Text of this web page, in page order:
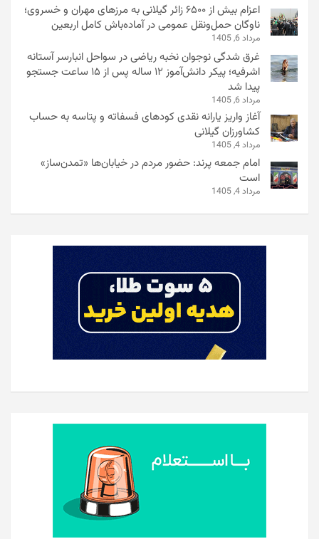
اعزام بیش از ۶۵۰۰ زائر گیلانی به مرزهای مهران و خسروی؛
ناوگان حمل‌ونقل عمومی در آماده‌باش کامل اربعین
مرداد 6, 1405
غرق شدگی نوجوان نخبه ریاضی در سواحل انبارسر آستانه
اشرفیه؛ پیکر دانش‌آموز ۱۲ ساله پس از ۱۵ ساعت جستجو
پیدا شد
مرداد 6, 1405
آغاز واریز یارانه نقدی کودهای فسفاته و پتاسه به حساب
کشاورزان گیلانی
مرداد 4, 1405
امام جمعه پرند: حضور مردم در خیابان‌ها «تمدن‌ساز»
است
مرداد 4, 1405